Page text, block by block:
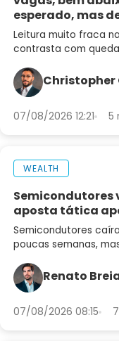
esperado, mas
cai
Leitura muito fraca
contrasta com
no radarChristopher
07/08/2026 12:21 5
WEALTH
Semicondutores
aposta tática
Semicondutores
poucas semanas,
setor pode ser uma
agora
Renato
07/08/2026 08:15